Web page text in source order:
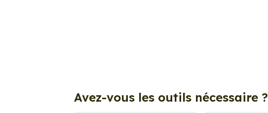
Avez-vous les outils nécessaire ?